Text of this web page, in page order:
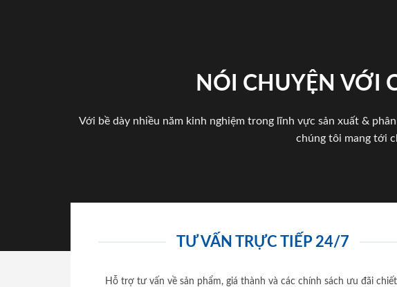
NÓI CHUYỆN VỚI
Với bề dày nhiều năm kinh nghiệm trong lĩnh vực sản xuất &
chúng tôi mang tới
TƯ VẤN TRỰC TIẾP 24/7
Hỗ trợ tư vấn về sản phẩm, giá thành và các chính sách ưu đãi